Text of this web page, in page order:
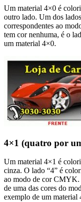
Um material 4×0 é
outro lado. Um dos
correspondentes ao
tem cor nenhuma, é o
um material 4×0.
4×1 (quatro por
Um material 4×1 é
cinza. O lado “4” é
ao modo de cor CMYK.
de uma das cores do
exemplo de um material